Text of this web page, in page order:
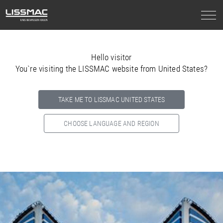
Hello visitor
You`re visiting the LISSMAC website from United States?
TAKE ME TO LISSMAC UNITED STATES
CHOOSE LANGUAGE AND REGION
Select your country below so we can show
you the correct
information for your location.
NORTH AMERICA SOUTH AMERICA